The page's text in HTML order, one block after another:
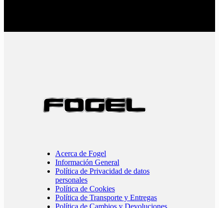
Acerca de Fogel
Información General
Política de Privacidad de datos
personales
Política de Cookies
Política de Transporte y Entregas